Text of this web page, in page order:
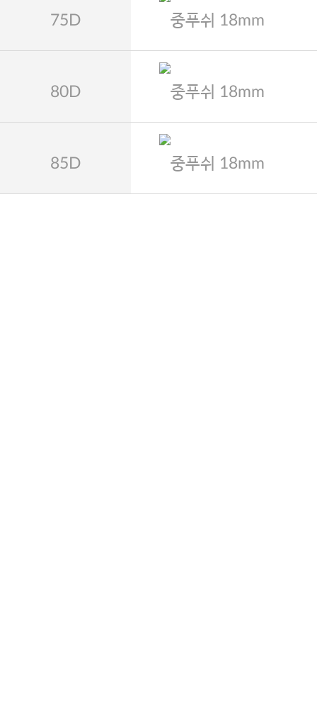
75D 중푸쉬 18mm
80D 중푸쉬 18mm
85D 중푸쉬 18mm